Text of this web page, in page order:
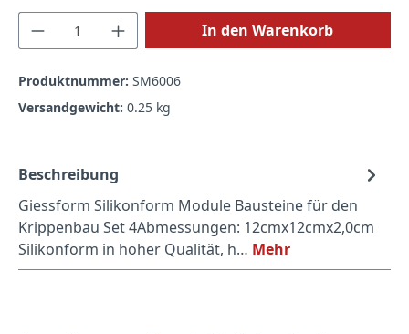
Produkt Anzahl: Gib den gewünschten
In den Warenkorb
Produktnummer: SM6006
Versandgewicht: 0.25 kg
Beschreibung
Giessform Silikonform Module Bausteine für den
Krippenbau Set 4Abmessungen: 12cmx12cmx2,0cm
Silikonform in hoher Qualität, h… Mehr